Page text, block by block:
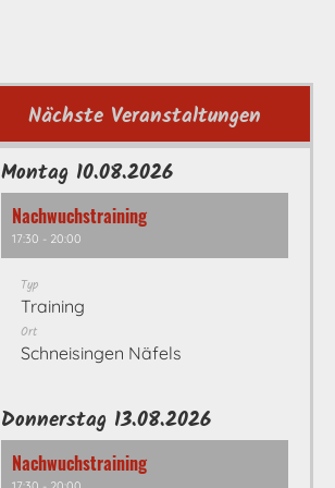
Nächste Veranstaltungen
Montag 10.08.2026
Nachwuchstraining
17:30 - 20:00
Typ
Training
Ort
Schneisingen Näfels
Donnerstag 13.08.2026
Nachwuchstraining